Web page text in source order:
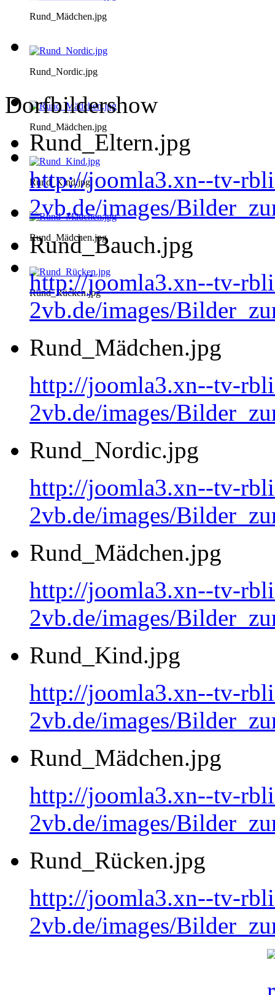
Rund_Mädchen.jpg
Rund_Nordic.jpg
Rund_Mädchen.jpg
Rund_Kind.jpg
Rund_Mädchen.jpg
Rund_Rücken.jpg
Dorfbildershow
Rund_Eltern.jpg
http://joomla3.xn--tv-
2vb.de/images/
Rund_Bauch.jpg
http://joomla3.xn--tv-
2vb.de/images/
Rund_Mädchen.jpg
http://joomla3.xn--tv-
2vb.de/images/
Rund_Nordic.jpg
http://joomla3.xn--tv-
2vb.de/images/
Rund_Mädchen.jpg
http://joomla3.xn--tv-
2vb.de/images/
Rund_Kind.jpg
http://joomla3.xn--tv-
2vb.de/images/
Rund_Mädchen.jpg
http://joomla3.xn--tv-
2vb.de/images/
Rund_Rücken.jpg
http://joomla3.xn--tv-
2vb.de/images/